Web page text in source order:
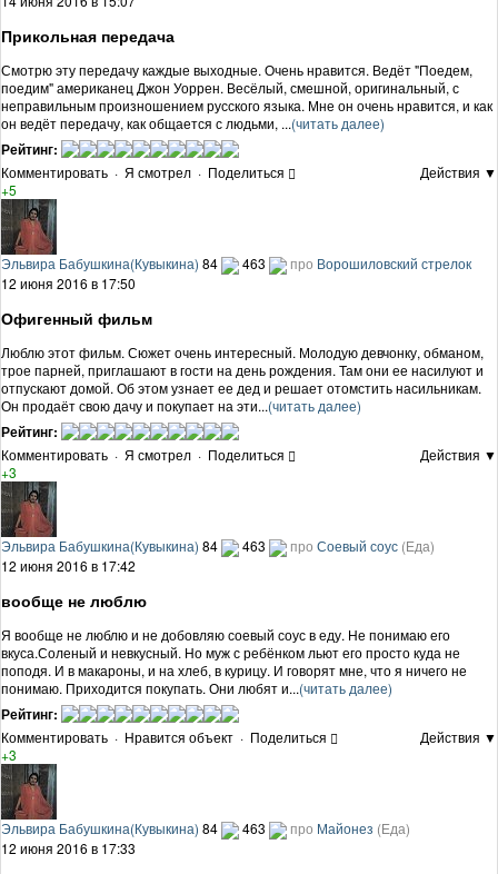
Прикольная передача
Смотрю эту передачу каждые выходные. Очень нравится. Ведёт "Поедем,
поедим" американец Джон Уоррен. Весёлый, смешной, оригинальный, с
неправильным произношением русского языка. Мне он очень нравится, и как
он ведёт передачу, как общается с людьми, ...(читать далее)
Рейтинг:
Комментировать · Я смотрел · Поделиться
Действия ▼
+5
Эльвира Бабушкина(Кувыкина) 84 463 про Ворошиловский стрелок
12 июня 2016 в 17:50
Офигенный фильм
Люблю этот фильм. Сюжет очень интересный. Молодую девчонку, обманом,
трое парней, приглашают в гости на день рождения. Там они ее насилуют и
отпускают домой. Об этом узнает ее дед и решает отомстить насильникам.
Он продаёт свою дачу и покупает на эти...(читать далее)
Рейтинг:
Комментировать · Я смотрел · Поделиться
Действия ▼
+3
Эльвира Бабушкина(Кувыкина) 84 463 про Соевый соус (Еда)
12 июня 2016 в 17:42
вообще не люблю
Я вообще не люблю и не добовляю соевый соус в еду. Не понимаю его
вкуса.Соленый и невкусный. Но муж с ребёнком льют его просто куда не
поподя. И в макароны, и на хлеб, в курицу. И говорят мне, что я ничего не
понимаю. Приходится покупать. Они любят и...(читать далее)
Рейтинг:
Комментировать · Нравится объект · Поделиться
Действия ▼
+3
Эльвира Бабушкина(Кувыкина) 84 463 про Майонез (Еда)
12 июня 2016 в 17:33